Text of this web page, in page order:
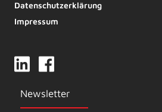
Datenschutzerklärung
Impressum
Newsletter